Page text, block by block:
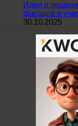
Идеи и
фасадов и
30.10.2025